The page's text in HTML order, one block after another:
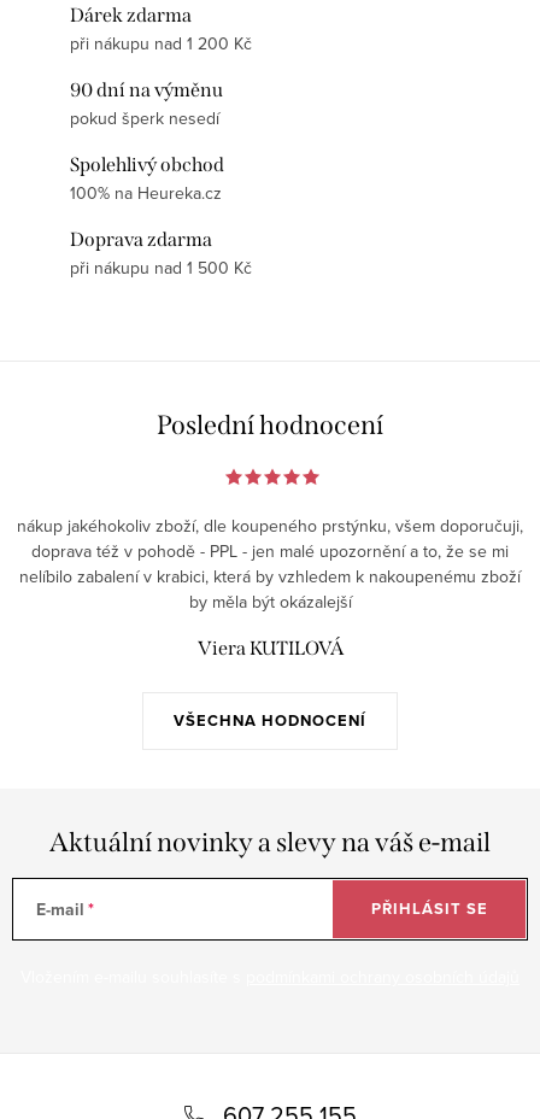
Dárek zdarma
při nákupu nad 1 200 Kč
90 dní na výměnu
pokud šperk nesedí
Spolehlivý obchod
100% na Heureka.cz
Doprava zdarma
při nákupu nad 1 500 Kč
Poslední hodnocení
VŠECHNA HODNOCENÍ
nákup jakéhokoliv zboží, dle koupeného prstýnku, všem doporučuji,
doprava též v pohodě - PPL - jen malé upozornění a to, že se mi
nelíbilo zabalení v krabici, která by vzhledem k nakoupenému zboží
by měla být okázalejší
Viera KUTILOVÁ
Aktuální novinky a slevy na váš e-mail
E-mail PŘIHLÁSIT SE